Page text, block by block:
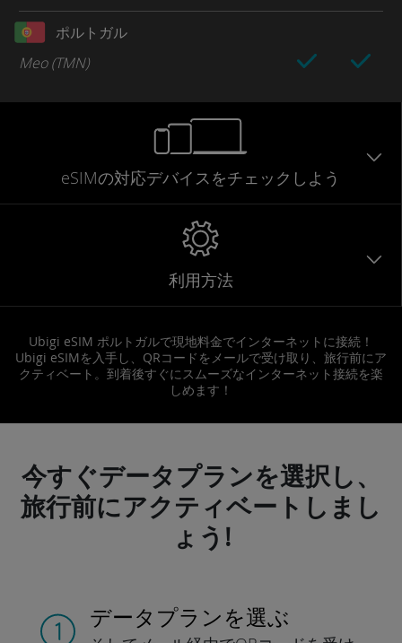
ポルトガル
Meo (TMN)
eSIMの対応デバイスをチェックしよう
利用方法
Ubigi eSIM ポルトガルで現地料金でインターネットに接続！
Ubigi eSIMを入手し、QRコードをメールで受け取り、旅行前にア
クティベート。到着後すぐにスムーズなインターネット接続を楽
しめます！
今すぐデータプランを選択し、
旅行前にアクティベートしまし
ょう!
データプランを選ぶ